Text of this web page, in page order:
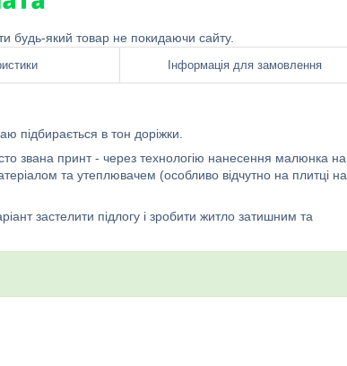
будь-який товар не покидаючи сайту.
Інформація для замовлення
підбирається в тон доріжки.
звана принт - через технологію нанесення малюнка на
та утеплювачем (особливо відчутно на плитці на
застелити підлогу і зробити житло затишним та